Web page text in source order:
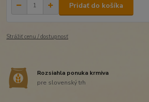
Pridať do košíka
Strážiť cenu / dostupnosť
Rozsiahla ponuka krmiva
pre slovenský trh